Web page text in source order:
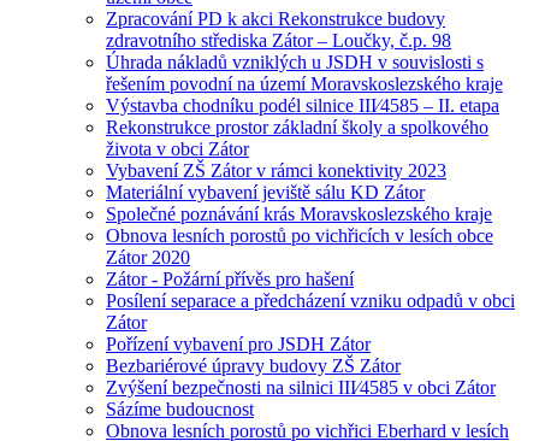
Zpracování PD k akci Rekonstrukce budovy
zdravotního střediska Zátor – Loučky, č.p. 98
Úhrada nákladů vzniklých u JSDH v souvislosti s
řešením povodní na území Moravskoslezského kraje
Výstavba chodníku podél silnice III⁄4585 – II. etapa
Rekonstrukce prostor základní školy a spolkového
života v obci Zátor
Vybavení ZŠ Zátor v rámci konektivity 2023
Materiální vybavení jeviště sálu KD Zátor
Společné poznávání krás Moravskoslezského kraje
Obnova lesních porostů po vichřicích v lesích obce
Zátor 2020
Zátor - Požární přívěs pro hašení
Posílení separace a předcházení vzniku odpadů v obci
Zátor
Pořízení vybavení pro JSDH Zátor
Bezbariérové úpravy budovy ZŠ Zátor
Zvýšení bezpečnosti na silnici III⁄4585 v obci Zátor
Sázíme budoucnost
Obnova lesních porostů po vichřici Eberhard v lesích